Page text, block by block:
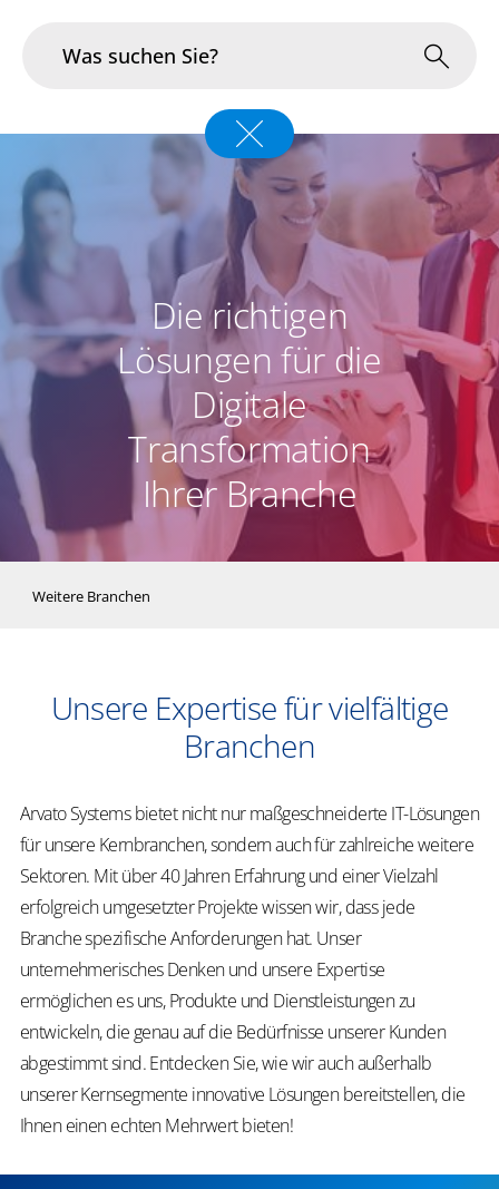
Im Fokus
Portfolio
Infrastruktur & Betrieb
Über uns
Blog
Die richtigen
Lösungen für die
Digitale
Transformation
Ihrer Branche
Weitere Branchen
Unsere Expertise für vielfältige
Branchen
Arvato Systems bietet nicht nur maßgeschneiderte IT-Lösungen
für unsere Kernbranchen, sondern auch für zahlreiche weitere
Sektoren. Mit über 40 Jahren Erfahrung und einer Vielzahl
erfolgreich umgesetzter Projekte wissen wir, dass jede
Branche spezifische Anforderungen hat. Unser
unternehmerisches Denken und unsere Expertise
ermöglichen es uns, Produkte und Dienstleistungen zu
entwickeln, die genau auf die Bedürfnisse unserer Kunden
abgestimmt sind. Entdecken Sie, wie wir auch außerhalb
unserer Kernsegmente innovative Lösungen bereitstellen, die
Ihnen einen echten Mehrwert bieten!